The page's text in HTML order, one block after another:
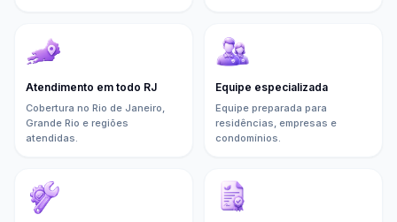
Atendimento em todo RJ
Cobertura no Rio de Janeiro,
Grande Rio e regiões
atendidas.
Equipe especializada
Equipe preparada para
residências, empresas e
condomínios.